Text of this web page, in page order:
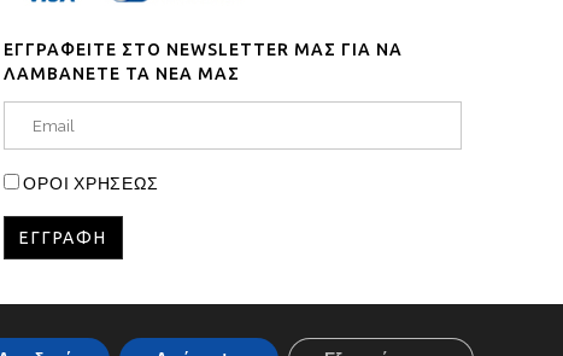
ΕΓΓΡΑΦΕΙΤΕ ΣΤΟ NEWSLETTER ΜΑΣ ΓΙΑ ΝΑ
ΛΑΜΒΑΝΕΤΕ ΤΑ ΝΕΑ ΜΑΣ
ΟΡΟΙ ΧΡΗΣΕΩΣ